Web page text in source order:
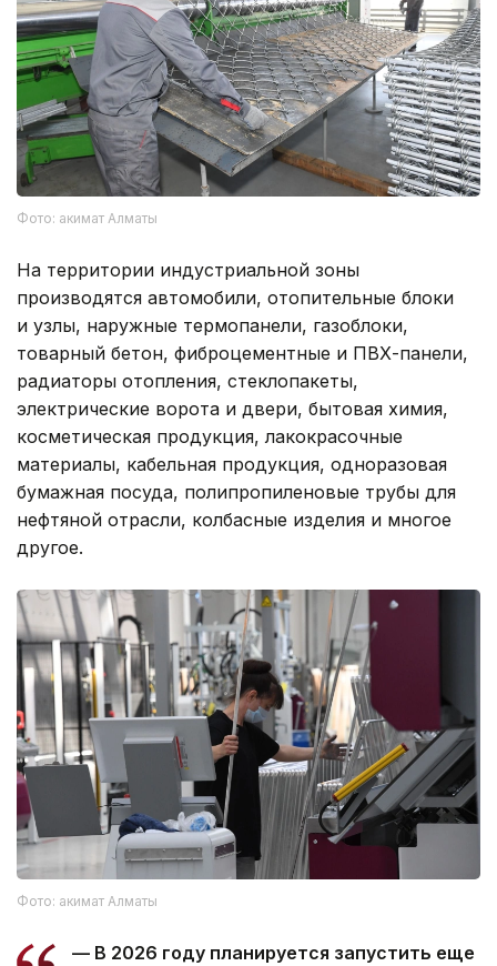
Фото: акимат Алматы
На территории индустриальной зоны
производятся автомобили, отопительные блоки
и узлы, наружные термопанели, газоблоки,
товарный бетон, фиброцементные и ПВХ-панели,
радиаторы отопления, стеклопакеты,
электрические ворота и двери, бытовая химия,
косметическая продукция, лакокрасочные
материалы, кабельная продукция, одноразовая
бумажная посуда, полипропиленовые трубы для
нефтяной отрасли, колбасные изделия и многое
другое.
Фото: акимат Алматы
— В 2026 году планируется запустить еще